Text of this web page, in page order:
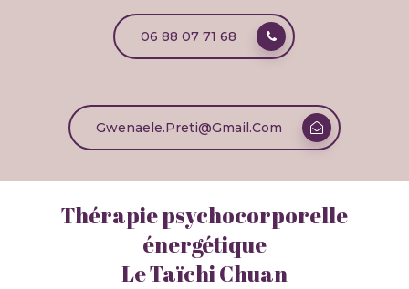
06 88 07 71 68
Gwenaele.preti@gmail.com
Thérapie psychocorporelle
énergétique
Le Taïchi Chuan